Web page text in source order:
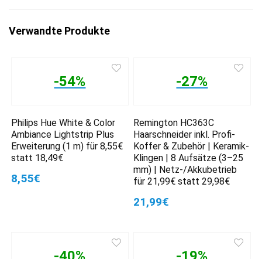
Verwandte Produkte
-54%
Philips Hue White & Color
Ambiance Lightstrip Plus
Erweiterung (1 m) für 8,55€
statt 18,49€
8,55€
-27%
Remington HC363C
Haarschneider inkl. Profi-
Koffer & Zubehör | Keramik-
Klingen | 8 Aufsätze (3–25
mm) | Netz-/Akkubetrieb
für 21,99€ statt 29,98€
21,99€